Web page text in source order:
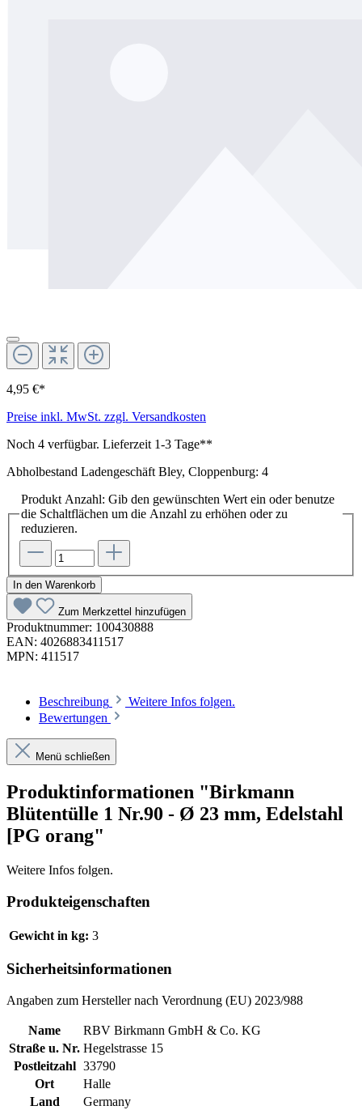
4,95 €*
Preise inkl. MwSt. zzgl. Versandkosten
Noch 4 verfügbar. Lieferzeit 1-3 Tage**
Abholbestand Ladengeschäft Bley, Cloppenburg: 4
Produkt Anzahl: Gib den gewünschten Wert ein oder benutze
die Schaltflächen um die Anzahl zu erhöhen oder zu
reduzieren.
In den Warenkorb
Zum Merkzettel hinzufügen
Produktnummer: 100430888
EAN: 4026883411517
MPN: 411517
Beschreibung
Weitere Infos folgen.
Bewertungen
Menü schließen
Produktinformationen "Birkmann
Blütentülle 1 Nr.90 - Ø 23 mm, Edelstahl
[PG orang"
Weitere Infos folgen.
Produkteigenschaften
Gewicht in kg: 3
Sicherheitsinformationen
Angaben zum Hersteller nach Verordnung (EU) 2023/988
Name
RBV Birkmann GmbH & Co. KG
Straße u. Nr. Hegelstrasse 15
Postleitzahl 33790
Ort
Halle
Land
Germany